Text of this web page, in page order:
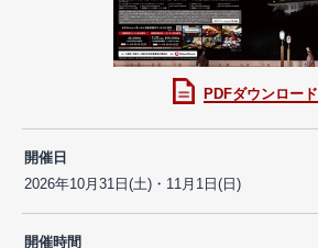
PDFダウンロード
開催日
2026年10月31日(土)・11月1日(日)
開催時間